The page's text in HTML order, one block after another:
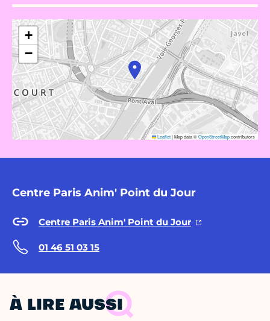
+
−
Leaflet|Map data ©OpenStreetMapcontributors
Centre Paris Anim' Point du Jour
Centre Paris Anim' Point du Jour
01 46 51 03 15
À LIRE AUSSI